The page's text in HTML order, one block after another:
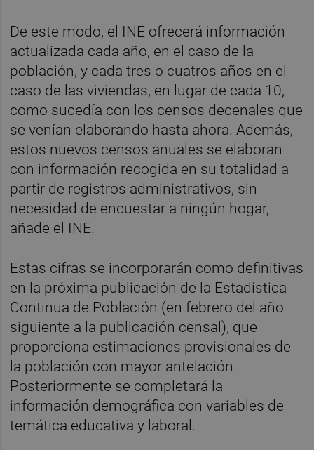
De este modo, el INE ofrecerá información
actualizada cada año, en el caso de la
población, y cada tres o cuatros años en el
caso de las viviendas, en lugar de cada 10,
como sucedía con los censos decenales que
se venían elaborando hasta ahora. Además,
estos nuevos censos anuales se elaboran
con información recogida en su totalidad a
partir de registros administrativos, sin
necesidad de encuestar a ningún hogar,
añade el INE.
Estas cifras se incorporarán como definitivas
en la próxima publicación de la Estadística
Continua de Población (en febrero del año
siguiente a la publicación censal), que
proporciona estimaciones provisionales de
la población con mayor antelación.
Posteriormente se completará la
información demográfica con variables de
temática educativa y laboral.